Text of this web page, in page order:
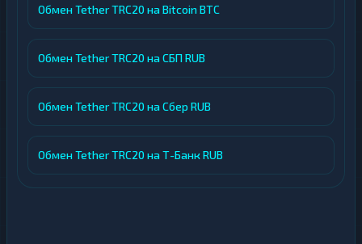
Обмен Tether TRC20 на Bitcoin BTC
Обмен Tether TRC20 на СБП RUB
Обмен Tether TRC20 на Сбер RUB
Обмен Tether TRC20 на Т-Банк RUB